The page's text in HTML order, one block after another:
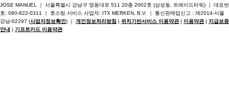
JOSE MANUEL ｜ 서울특별시 강남구 영동대로 511 20층 2002호 (삼성동, 트레이드타워) ｜ 대표번
호: 080-822-0311 ｜ 호스팅 서비스 사업자: ITX MERKEN, B.V. ｜ 통신판매업신고 : 제2014-서울
강남-02297 (사업자정보확인) ｜ 개인정보처리방침 | 위치기반서비스 이용약관 | 이용약관 | 지급보증
안내 | 기프트카드 이용약관